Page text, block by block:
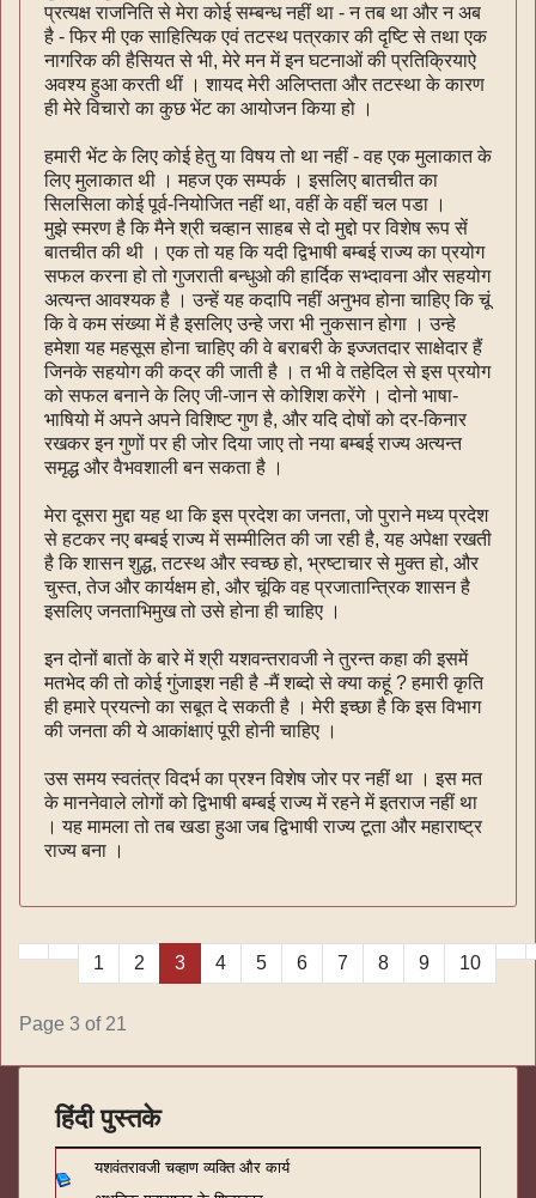
प्रत्यक्ष राजनिति से मेरा कोई सम्बन्ध नहीं था - न तब था और न अब
है - फिर मी एक साहित्यिक एवं तटस्थ पत्रकार की दृष्टि से तथा एक
नागरिक की हैसियत से भी, मेरे मन में इन घटनाओं की प्रतिक्रियाऐ
अवश्य हुआ करती थीं । शायद मेरी अलिप्तता और तटस्था के कारण
ही मेरे विचारो का कुछ भेंट का आयोजन किया हो ।
हमारी भेंट के लिए कोई हेतु या विषय तो था नहीं - वह एक मुलाकात के
लिए मुलाकात थी । महज एक सम्पर्क । इसलिए बातचीत का
सिलसिला कोई पूर्व-नियोजित नहीं था, वहीं के वहीं चल पडा ।
मुझे स्मरण है कि मैने श्री चव्हान साहब से दो मुद्दो पर विशेष रूप सें
बातचीत की थी । एक तो यह कि यदी द्विभाषी बम्बई राज्य का प्रयोग
सफल करना हो तो गुजराती बन्धुओ की हार्दिक सभ्दावना और सहयोग
अत्यन्त आवश्यक है । उन्हें यह कदापि नहीं अनुभव होना चाहिए कि चूं
कि वे कम संख्या में है इसलिए उन्हे जरा भी नुकसान होगा । उन्हे
हमेशा यह महसूस होना चाहिए की वे बराबरी के इज्जतदार साक्षेदार हैं
जिनके सहयोग की कद्र की जाती है । त भी वे तहेदिल से इस प्रयोग
को सफल बनाने के लिए जी-जान से कोशिश करेंगे । दोनो भाषा-
भाषियो में अपने अपने विशिष्ट गुण है, और यदि दोषों को दर-किनार
रखकर इन गुणों पर ही जोर दिया जाए तो नया बम्बई राज्य अत्यन्त
समृद्ध और वैभवशाली बन सकता है ।
मेरा दूसरा मुद्दा यह था कि इस प्रदेश का जनता, जो पुराने मध्य प्रदेश
से हटकर नए बम्बई राज्य में सम्मीलित की जा रही है, यह अपेक्षा रखती
है कि शासन शुद्ध, तटस्थ और स्वच्छ हो, भ्रष्टाचार से मुक्त हो, और
चुस्त, तेज और कार्यक्षम हो, और चूंकि वह प्रजातान्त्रिक शासन है
इसलिए जनताभिमुख तो उसे होना ही चाहिए ।
इन दोनों बातों के बारे में श्री यशवन्तरावजी ने तुरन्त कहा की इसमें
मतभेद की तो कोई गुंजाइश नही है -मैं शब्दो से क्या कहूं ? हमारी कृति
ही हमारे प्रयत्नो का सबूत दे सकती है । मेरी इच्छा है कि इस विभाग
की जनता की ये आकांक्षाएं पूरी होनी चाहिए ।
उस समय स्वतंत्र विदर्भ का प्रश्न विशेष जोर पर नहीं था । इस मत
के माननेवाले लोगों को द्विभाषी बम्बई राज्य में रहने में इतराज नहीं था
। यह मामला तो तब खडा हुआ जब द्विभाषी राज्य टूता और महाराष्ट्र
राज्य बना ।
1 2 3 4 5 6 7 8 9 10
Page 3 of 21
हिंदी पुस्तके
यशवंतरावजी चव्हाण व्यक्ति और कार्य